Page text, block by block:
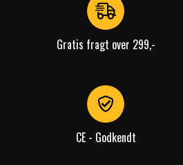
Gratis fragt over 299,-
CE - Godkendt